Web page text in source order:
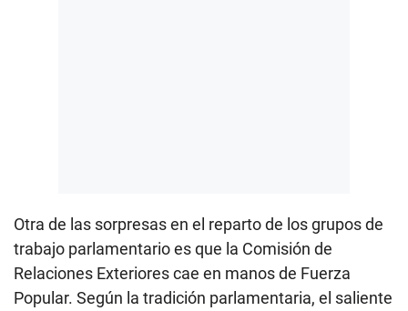
Otra de las sorpresas en el reparto de los grupos de
trabajo parlamentario es que la Comisión de
Relaciones Exteriores cae en manos de Fuerza
Popular. Según la tradición parlamentaria, el saliente